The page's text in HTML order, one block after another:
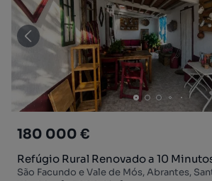
180 000 €
Refúgio Rural Renovado a 10
São Facundo e Vale de Mós, Abrantes,